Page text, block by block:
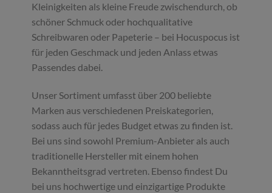
Kleinigkeiten als kleine Freude zwischendurch, ob
schöner Schmuck oder hochqualitative
Schreibwaren oder Papeterie – bei Hocuspocus ist
für jeden Geschmack und jeden Anlass etwas
Passendes dabei.
Unser Sortiment umfasst über 200 beliebte
Marken aus verschiedenen Preiskategorien,
sodass auch für jedes Budget etwas zu finden ist.
Bei uns sind sowohl Premium-Anbieter als auch
traditionelle Hersteller mit einem hohen
Bekanntheitsgrad vertreten. Ebenso findest Du
bei uns hochwertige und einzigartige Produkte